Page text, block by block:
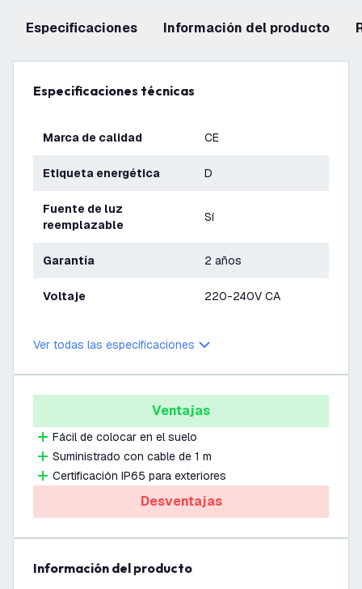
Especificaciones información del producto
Especificaciones técnicas
Marca de calidad CE
Etiqueta energética D
Fuente de luz
reemplazable
Sí
Garantía 2 años
Voltaje 220-240V CA
Ver todas las especificaciones
Ventajas
Fácil de colocar en el suelo
Suministrado con cable de 1 m
Certificación IP65 para exteriores
Desventajas
información del producto